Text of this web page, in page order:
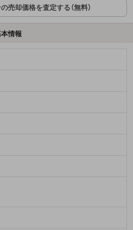
売却価格を査定する（無料）
情報